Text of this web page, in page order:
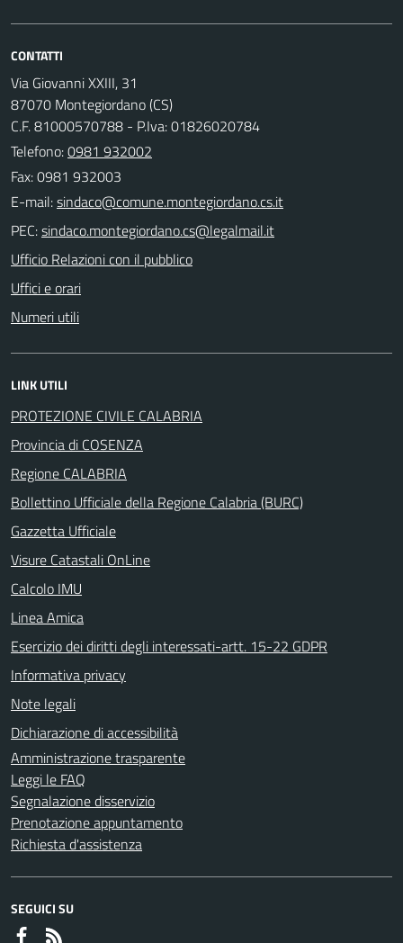
CONTATTI
Via Giovanni XXIII, 31
87070 Montegiordano (CS)
C.F. 81000570788 - P.Iva: 01826020784
Telefono:0981 932002
Fax: 0981 932003
E-mail:
PEC:
Ufficio Relazioni con il pubblico
Uffici e orari
Numeri utili
LINK UTILI
PROTEZIONE CIVILE CALABRIA
Provincia di COSENZA
Regione CALABRIA
Bollettino Ufficiale della Regione Calabria (BURC)
Gazzetta Ufficiale
Visure Catastali OnLine
Calcolo IMU
Linea Amica
Esercizio dei diritti degli interessati-artt. 15-22 GDPR
Informativa privacy
Note legali
Dichiarazione di accessibilità
Amministrazione trasparente
Leggi le FAQ
Segnalazione disservizio
Prenotazione appuntamento
Richiesta d'assistenza
SEGUICI SU